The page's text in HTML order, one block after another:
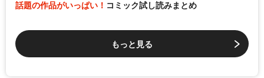
話題の作品がいっぱい！ コミック試し読みまとめ
もっと見る